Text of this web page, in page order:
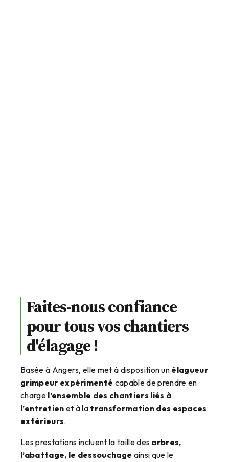
Faites-nous confiance
pour tous vos chantiers
d'élagage !
Basée à Angers, elle met à disposition un élagueur
grimpeur expérimenté capable de prendre en
charge l’ensemble des chantiers liés à
l’entretien et à la transformation des espaces
extérieurs.
Les prestations incluent la taille des arbres,
l’abattage, le dessouchage ainsi que le